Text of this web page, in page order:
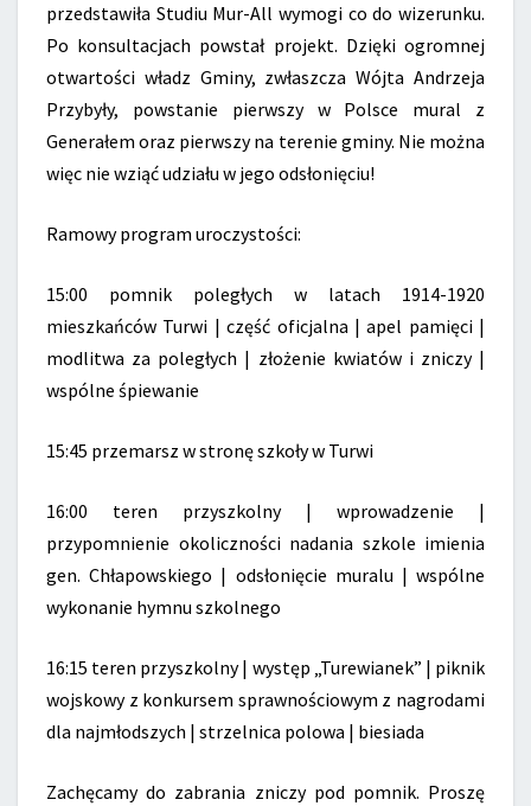
przedstawiła Studiu Mur-All wymogi co do wizerunku.
Po konsultacjach powstał projekt. Dzięki ogromnej
otwartości władz Gminy, zwłaszcza Wójta Andrzeja
Przybyły, powstanie pierwszy w Polsce mural z
Generałem oraz pierwszy na terenie gminy. Nie można
więc nie wziąć udziału w jego odsłonięciu!
Ramowy program uroczystości:
15:00 pomnik poległych w latach 1914-1920
mieszkańców Turwi | część oficjalna | apel pamięci |
modlitwa za poległych | złożenie kwiatów i zniczy |
wspólne śpiewanie
15:45 przemarsz w stronę szkoły w Turwi
16:00 teren przyszkolny | wprowadzenie |
przypomnienie okoliczności nadania szkole imienia
gen. Chłapowskiego | odsłonięcie muralu | wspólne
wykonanie hymnu szkolnego
16:15 teren przyszkolny | występ „Turewianek” | piknik
wojskowy z konkursem sprawnościowym z nagrodami
dla najmłodszych | strzelnica polowa | biesiada
Zachęcamy do zabrania zniczy pod pomnik. Proszę